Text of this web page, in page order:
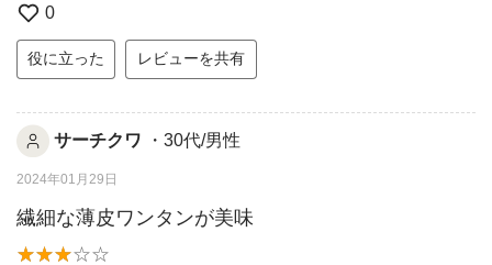
0
役に立った レビューを共有
サーチクワ ・30代/男性
2024年01月29日
繊細な薄皮ワンタンが美味